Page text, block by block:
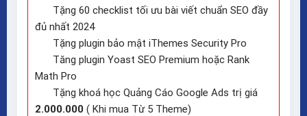
Tặng 60 checklist tối ưu bài viết chuẩn SEO đầy
đủ nhất 2024
Tặng plugin bảo mật iThemes Security Pro
Tăng plugin Yoast SEO Premium hoặc Rank
Math Pro
Tặng khoá học Quảng Cáo Google Ads trị giá
2.000.000 ( Khi mua Từ 5 Theme)